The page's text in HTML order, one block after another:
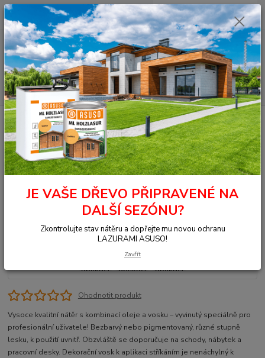
Menu
Hledat
+420 377 441 961 0ks
za 0,00 Kč
Úvod OSMO - přírodní oleje Na dřevo uvnitř
Pro profesionální uživatele
Dekorační vosk k nástřiku
3012 Dekorační vosk k aplikaci stříkáním,
bílý hevábně lesklý 1 l
3012 Dekorační vosk k aplikaci
stříkáním, bílý hevábně lesklý 1 l
Ohodnotit produkt
Vysoce kvalitní nátěr s kombinací oleje a vosku – vyvinutý speciálně pro
profesionální uživatele! Bezbarvý nebo pigmentovaný, různé stupně
lesku, k použití uvnitř. Obzvláště se doporučuje na schody, nábytek a
pracovní desky. Dekorační vosk k aplikaci stříkáním je nenáchylný k
JE VAŠE DŘEVO PŘIPRAVENÉ NA
DALŠÍ SEZÓNU?
Zkontrolujte stav nátěru a dopřejte mu novou ochranu
LAZURAMI ASUSO!
Zavřít